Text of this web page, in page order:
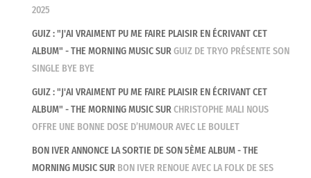
2025
GUIZ : "J'AI VRAIMENT PU ME FAIRE PLAISIR EN ÉCRIVANT CET
ALBUM" - THE MORNING MUSICSURGUIZ DE TRYO PRÉSENTE SON
SINGLE BYE BYE
GUIZ : "J'AI VRAIMENT PU ME FAIRE PLAISIR EN ÉCRIVANT CET
ALBUM" - THE MORNING MUSICSURCHRISTOPHE MALI NOUS
OFFRE UNE BONNE DOSE D’HUMOUR AVEC LE BOULET
BON IVER ANNONCE LA SORTIE DE SON 5ÈME ALBUM - THE
MORNING MUSICSUR BON IVER RENOUE AVEC LA FOLK DE SES